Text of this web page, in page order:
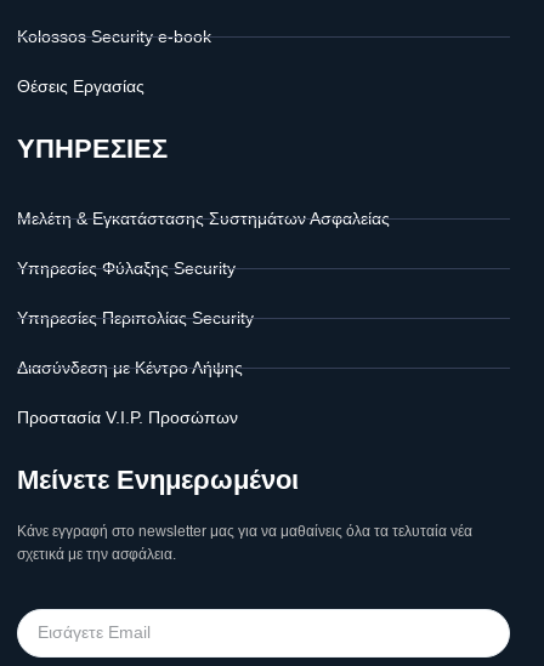
Kolossos Security e-book
Θέσεις Εργασίας
ΥΠΗΡΕΣΙΕΣ
Μελέτη & Εγκατάστασης Συστημάτων Ασφαλείας
Υπηρεσίες Φύλαξης Security
Υπηρεσίες Περιπολίας Security
Διασύνδεση με Κέντρο Λήψης
Προστασία V.I.P. Προσώπων
Μείνετε Ενημερωμένοι
Κάνε εγγραφή στο newsletter μας για να μαθαίνεις όλα τα τελυταία νέα
σχετικά με την ασφάλεια.